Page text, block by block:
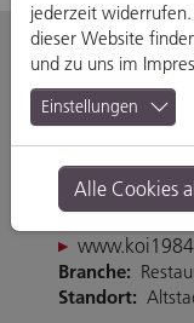
KOI
Tel.
Branche:
Standort:
jederzeit
dieser Website
und zu uns im
Einstellungen
Alle Cookies